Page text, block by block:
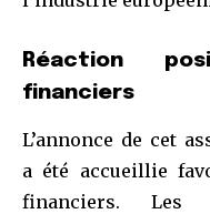
Réaction
financiers
L’annonce de cet
a été accueillie
financiers. Les